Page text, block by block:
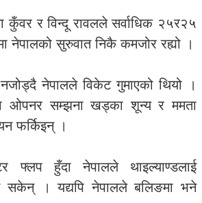
कुँवर र विन्दू रावलले सर्वाधिक २५र२५
सुरुवात निकै कमजोर रह्यो ।
नजोड्दै नेपालले विकेट गुमाएको थियो ।
ओपनर सम्झना खड्का शून्य र ममता
फर्किइन् ।
फ्लप हुँदा नेपालले थाइल्याण्डलाई
सकेन् । यद्यपि नेपालले बलिङमा भने